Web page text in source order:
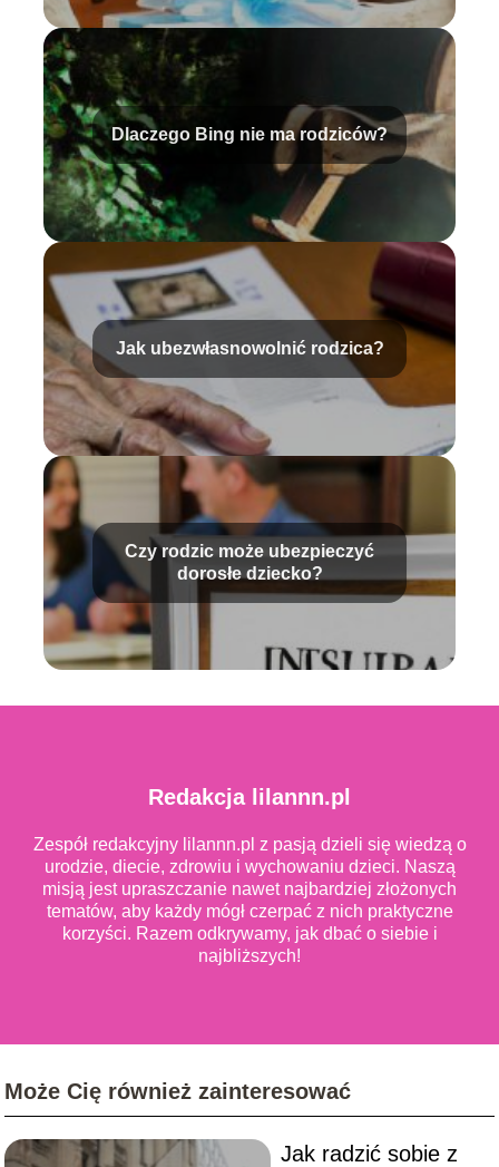
Dlaczego Bing nie ma rodziców?
Jak ubezwłasnowolnić rodzica?
Czy rodzic może ubezpieczyć
dorosłe dziecko?
Redakcja lilannn.pl
Zespół redakcyjny lilannn.pl z pasją dzieli się wiedzą o
urodzie, diecie, zdrowiu i wychowaniu dzieci. Naszą
misją jest upraszczanie nawet najbardziej złożonych
tematów, aby każdy mógł czerpać z nich praktyczne
korzyści. Razem odkrywamy, jak dbać o siebie i
najbliższych!
Może Cię również zainteresować
Jak radzić sobie z